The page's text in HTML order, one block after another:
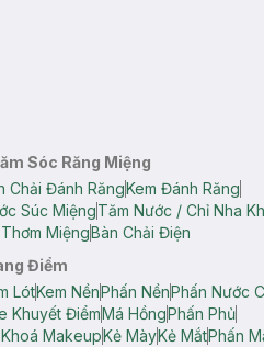
Sóc Răng Miệng
Chải Đánh RăngKem Đánh Răng
Súc MiệngTăm Nước / Chỉ Nha
MiệngBàn Chải Điện
Điểm
LótKem NềnPhấn NềnPhấn Nước
Khuyết ĐiểmMá HồngPhấn Phủ
MakeupKẻ MàyKẻ MắtPhấn